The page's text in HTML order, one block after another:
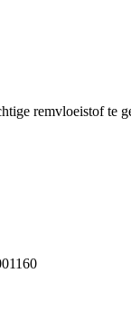
remvloeistof te